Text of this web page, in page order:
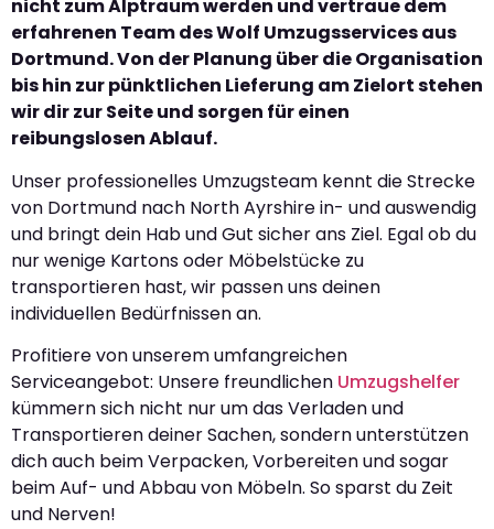
nicht zum Alptraum werden und vertraue dem
erfahrenen Team des Wolf Umzugsservices aus
Dortmund. Von der Planung über die Organisation
bis hin zur pünktlichen Lieferung am Zielort stehen
wir dir zur Seite und sorgen für einen
reibungslosen Ablauf.
Unser professionelles Umzugsteam kennt die Strecke
von Dortmund nach North Ayrshire in- und auswendig
und bringt dein Hab und Gut sicher ans Ziel. Egal ob du
nur wenige Kartons oder Möbelstücke zu
transportieren hast, wir passen uns deinen
individuellen Bedürfnissen an.
Profitiere von unserem umfangreichen
Serviceangebot: Unsere freundlichen Umzugshelfer
kümmern sich nicht nur um das Verladen und
Transportieren deiner Sachen, sondern unterstützen
dich auch beim Verpacken, Vorbereiten und sogar
beim Auf- und Abbau von Möbeln. So sparst du Zeit
und Nerven!